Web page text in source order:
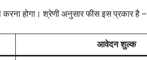
होगा। श्रेणी अनुसार फीस इस प्रकार है –
आवेदन शुल्क